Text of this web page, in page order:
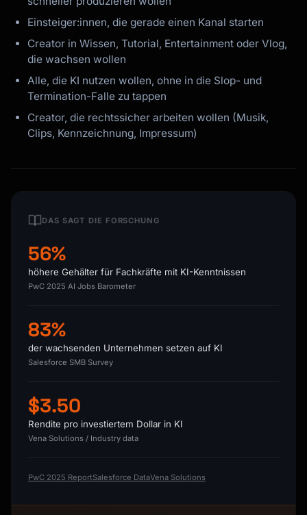
Einsteiger:innen, die gerade einen Kanal starten
Creator in Wissen, Tutorial, Entertainment oder Vlog,
die wachsen wollen
Alle, die KI nutzen wollen, ohne in die Slop- und
Termination-Falle zu tappen
Creator, die rechtssicher arbeiten wollen (Musik,
Clips, Kennzeichnung, Impressum)
DAS SAGT DIE FORSCHUNG
56%
höhere Gehälter für Fachkräfte mit KI-Kenntnissen
PwC 2025 AI Jobs Barometer
83%
der wachsenden Unternehmen setzen auf KI
Salesforce SMB Survey
$3.50
Rendite pro investiertem Dollar in KI
Vena Solutions / Industry data
PwC 2025 ReportSalesforce DataVena Solutions